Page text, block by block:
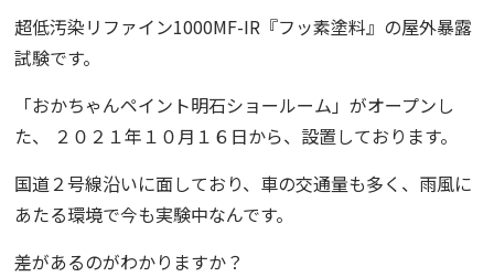
超低汚染リファイン1000MF-IR『フッ素塗料』の屋外暴露
試験です。
「おかちゃんペイント明石ショールーム」がオープンし
た、 ２０２１年１０月１６日から、設置しております。
国道２号線沿いに面しており、車の交通量も多く、雨風に
あたる環境で今も実験中なんです。
差があるのがわかりますか？